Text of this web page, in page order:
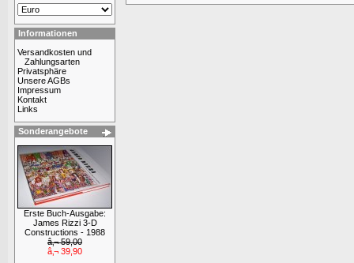
Informationen
Versandkosten und
Zahlungsarten
Privatsphäre
Unsere AGBs
Impressum
Kontakt
Links
Sonderangebote
Erste Buch-Ausgabe:
James Rizzi 3-D
Constructions - 1988
â‚¬ 59,00
â‚¬ 39,90